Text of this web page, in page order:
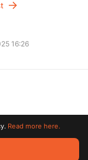
16:26
All trademarks
Read more here.